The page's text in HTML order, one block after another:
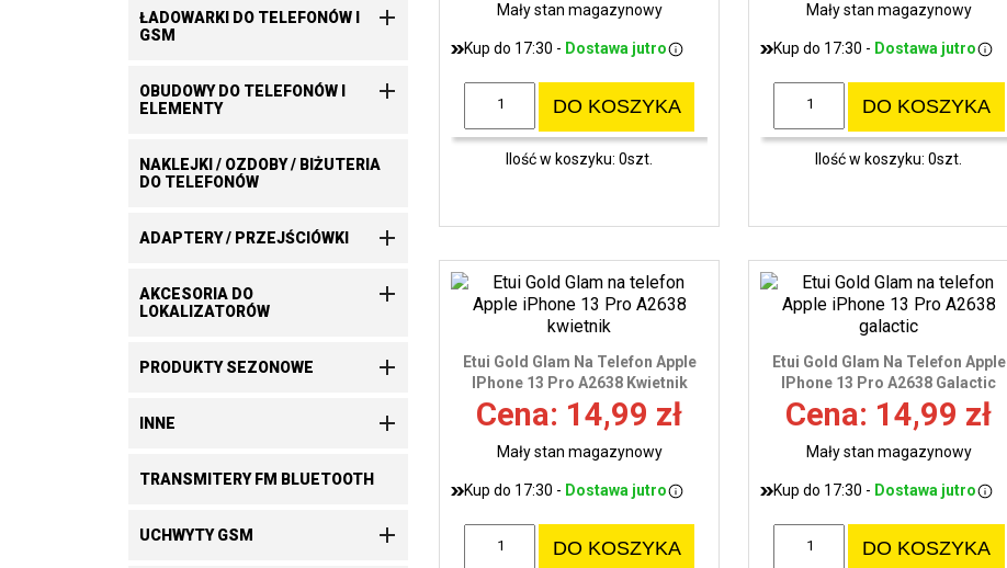
ŁADOWARKI DO TELEFONÓW I
GSM

OBUDOWY DO TELEFONÓW I
ELEMENTY

NAKLEJKI / OZDOBY / BIŻUTERIA
DO TELEFONÓW
ADAPTERY / PRZEJŚCIÓWKI 
AKCESORIA DO
LOKALIZATORÓW

PRODUKTY SEZONOWE 
INNE 
TRANSMITERY FM BLUETOOTH
UCHWYTY GSM 
Mały stan magazynowy
Kup do 17:30 - Dostawa jutro
DO KOSZYKA
Ilość w koszyku: 0szt.
Mały stan magazynowy
Kup do 17:30 - Dostawa jutro
DO KOSZYKA
Ilość w koszyku: 0szt.
Etui Gold Glam Na Telefon Apple
IPhone 13 Pro A2638 Kwietnik
Cena: 14,99 zł
Mały stan magazynowy
Kup do 17:30 - Dostawa jutro
DO KOSZYKA
Etui Gold Glam Na Telefon Apple
IPhone 13 Pro A2638 Galactic
Cena: 14,99 zł
Mały stan magazynowy
Kup do 17:30 - Dostawa jutro
DO KOSZYKA